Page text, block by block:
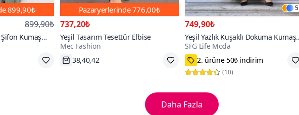
899,90₺
899,90₺
Kumaş
Pazaryerlerinde776,00₺
737,20₺
Yeşil Tasarım Tesettür Elbise
Mec Fashion
39₺ daha az öde
38,40,42
5
749,90₺
Yeşil Yazlık Kuşaklı Dokuma Kumaş
Şık Elbise
SFG Life Moda
3000+
2. ürüne 50₺ indirim
M,L,XL,2XL
(10)
Daha Fazla